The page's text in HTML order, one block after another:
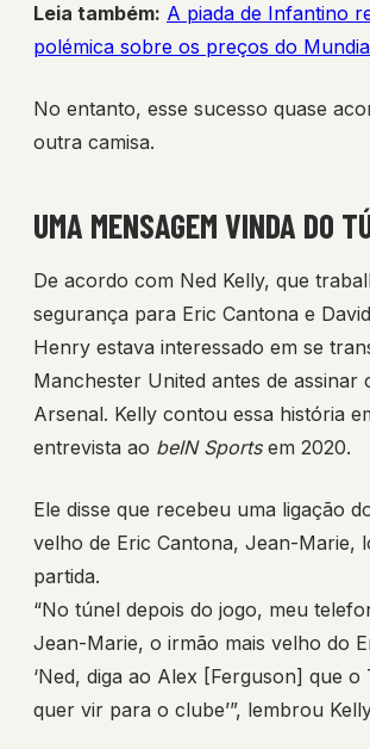
Leia também: A piada de Infantino
polémica sobre os preços do
No entanto, esse sucesso quase
outra camisa.
UMA MENSAGEM VINDA DO
De acordo com Ned Kelly, que
segurança para Eric Cantona e
Henry estava interessado em se
Manchester United antes de assinar
Arsenal. Kelly contou essa história
entrevista ao beIN Sportsem 2020.
Ele disse que recebeu uma ligação
velho de Eric Cantona, Jean-Marie,
partida.
“No túnel depois do jogo, meu
Jean-Marie, o irmão mais velho do
‘Ned, diga ao Alex [Ferguson] que
quer vir para o clube’”, lembrou